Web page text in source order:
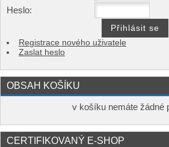
Heslo:
Registrace nového uživatele
Zaslat heslo
OBSAH KOŠÍKU
v košíku nemáte žádné
CERTIFIKOVANÝ E-SHOP